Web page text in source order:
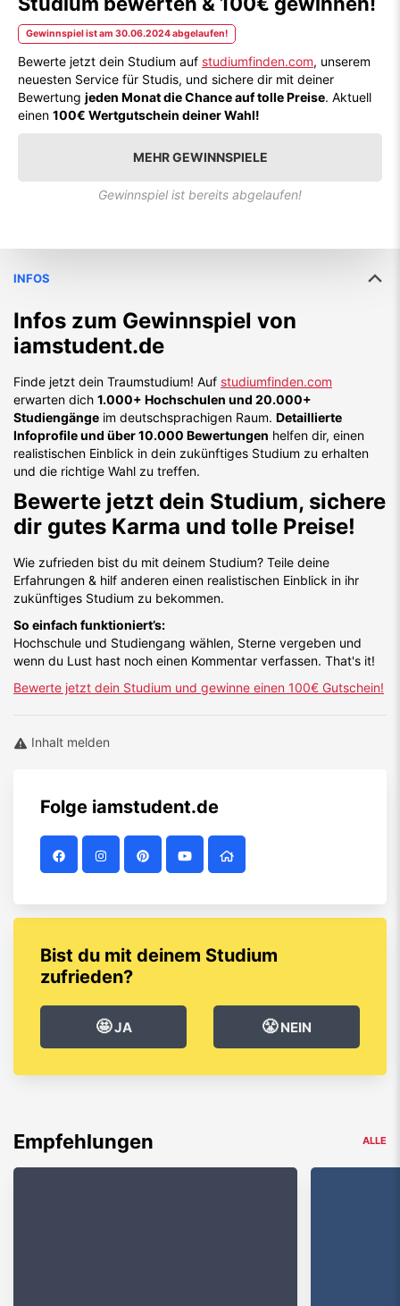
Gewinnspiel ist am 30.06.2024 abgelaufen!
Bewerte jetzt dein Studium auf studiumfinden.com, unserem
neuesten Service für Studis, und sichere dir mit deiner
Bewertung jeden Monat die Chance auf tolle Preise. Aktuell
einen 100€ Wertgutschein deiner Wahl!
MEHR GEWINNSPIELE
Gewinnspiel ist bereits abgelaufen!
INFOS
Infos zum Gewinnspiel von
iamstudent.de
Finde jetzt dein Traumstudium! Auf studiumfinden.com
erwarten dich 1.000+ Hochschulen und 20.000+
Studiengänge im deutschsprachigen Raum. Detaillierte
Infoprofile und über 10.000 Bewertungen helfen dir, einen
realistischen Einblick in dein zukünftiges Studium zu erhalten
und die richtige Wahl zu treffen.
Bewerte jetzt dein Studium, sichere
dir gutes Karma und tolle Preise!
Wie zufrieden bist du mit deinem Studium? Teile deine
Erfahrungen & hilf anderen einen realistischen Einblick in ihr
zukünftiges Studium zu bekommen.
So einfach funktioniert’s:
Hochschule und Studiengang wählen, Sterne vergeben und
wenn du Lust hast noch einen Kommentar verfassen. That's it!
Bewerte jetzt dein Studium und gewinne einen 100€ Gutschein!
Inhalt melden
Folge iamstudent.de
Bist du mit deinem Studium
zufrieden?
🤩JA 😤NEIN
Empfehlungen ALLE